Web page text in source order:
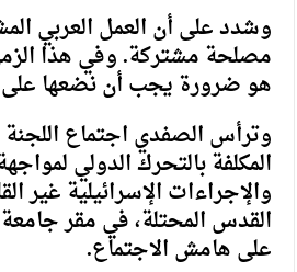
وشدد على أن العمل العربي
مصلحة مشتركة. وفي هذا
هو ضرورة يجب أن نضعها على
وترأس الصفدي اجتماع اللجنة
المكلفة بالتحرك الدولي
والإجراءات الإسرائيلية غير
القدس المحتلة، في مقر جامعة
على هامش الاجتماع.